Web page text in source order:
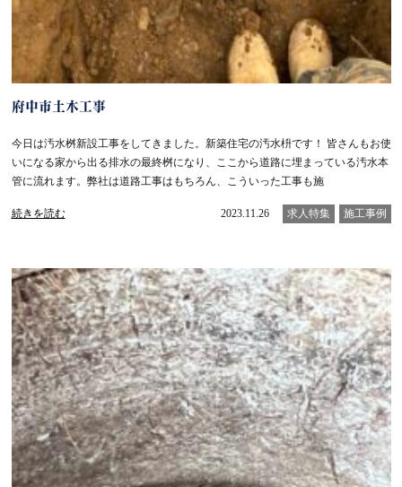
府中市土木工事
今日は汚水桝新設工事をしてきました。新築住宅の汚水枡です！ 皆さんもお使
いになる家から出る排水の最終桝になり、ここから道路に埋まっている汚水本
管に流れます。弊社は道路工事はもちろん、こういった工事も施
続きを読む 2023.11.26 求人特集 施工事例